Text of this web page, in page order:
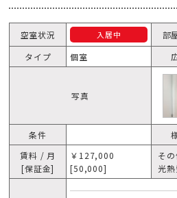
空室状況 入居中 部
タイプ
個室
写真
条件
賃料 / 月
[保証金]
￥127,000
[50,000]
そ
光